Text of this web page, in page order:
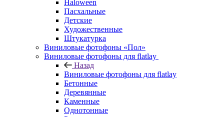
Haloween
Пасхальные
Детские
Художественные
Штукатурка
Виниловые фотофоны «Пол»
Виниловые фотофоны для flatlay
Назад
Виниловые фотофоны для flatlay
Бетонные
Деревянные
Каменные
Однотонные